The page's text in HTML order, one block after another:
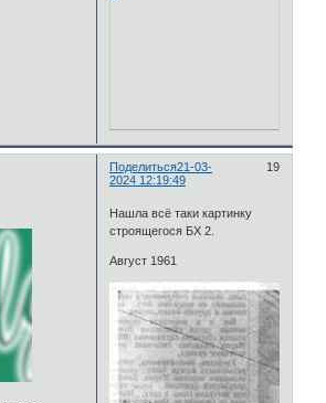
Поделиться 19
21-03-
2024 12:19:49
Нашла всё таки картинку
строящегося БХ 2.
Август 1961